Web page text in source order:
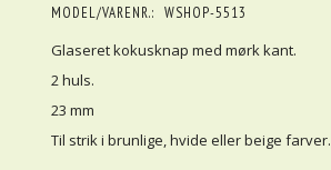
MODEL/VARENR.: WSHOP-5513
Glaseret kokusknap med mørk kant.
2 huls.
23 mm
Til strik i brunlige, hvide eller beige farver.